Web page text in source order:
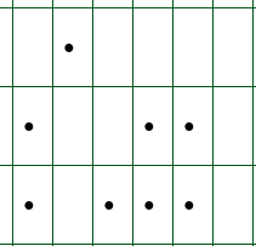
●
● ● ●
● ● ● ●